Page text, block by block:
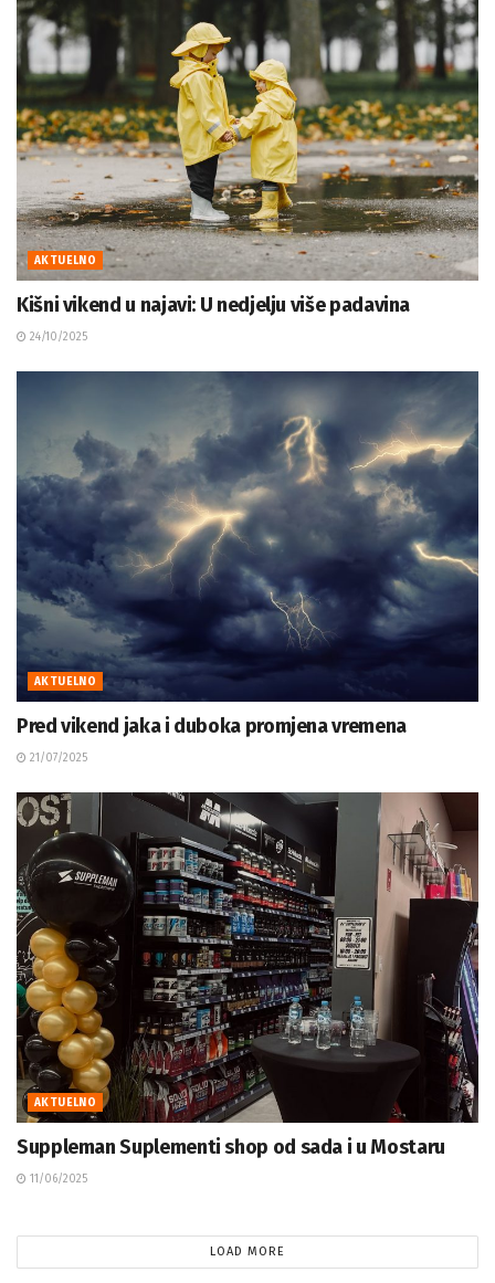
AKTUELNO
Kišni vikend u najavi: U nedjelju više padavina
24/10/2025
AKTUELNO
Pred vikend jaka i duboka promjena vremena
21/07/2025
AKTUELNO
Suppleman Suplementi shop od sada i u Mostaru
11/06/2025
LOAD MORE